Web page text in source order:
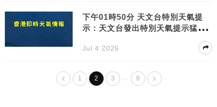
下午01時50分 天文台特別天氣提
示：天文台發出特別天氣提示猛烈
Jul 4 2026
1 2 3 … 9